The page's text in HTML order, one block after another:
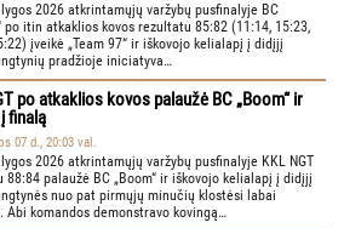
2026 atkrintamųjų varžybų pusfinalyje BC
po itin atkaklios kovos rezultatu 85:82 (11:14, 15:23,
įveikė „Team 97“ ir iškovojo kelialapį į didįjį
pradžioje iniciatyva…
po atkaklios kovos palaužė BC „Boom“ ir
finalą
07 d., 20:03 val.
2026 atkrintamųjų varžybų pusfinalyje KKL NGT
88:84 palaužė BC „Boom“ ir iškovojo kelialapį į didįjį
nuo pat pirmųjų minučių klostėsi labai
Abi komandos demonstravo kovingą…